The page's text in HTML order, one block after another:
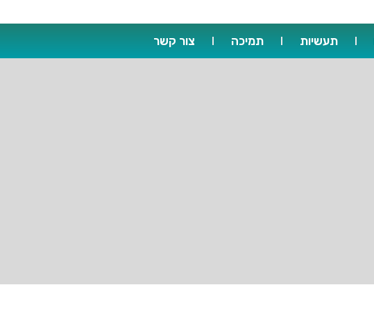
תעשיות תמיכה צור קשר